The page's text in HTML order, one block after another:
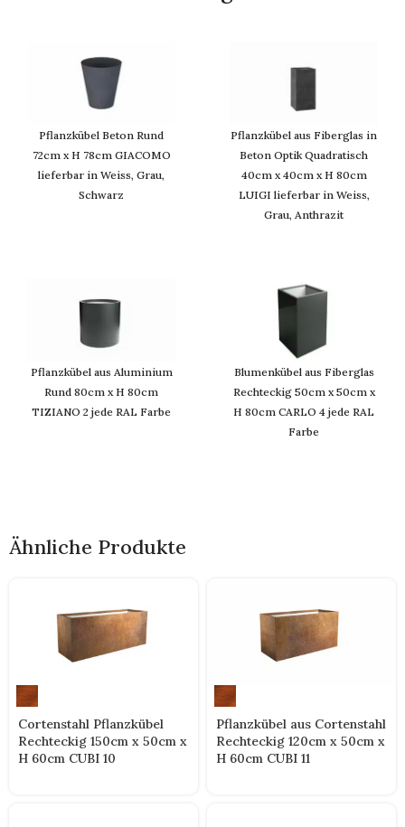
Pflanzkübel Beton Rund
72cm x H 78cm GIACOMO
lieferbar in Weiss, Grau,
Schwarz
Pflanzkübel aus Fiberglas in
Beton Optik Quadratisch
40cm x 40cm x H 80cm
LUIGI lieferbar in Weiss,
Grau, Anthrazit
Pflanzkübel aus Aluminium
Rund 80cm x H 80cm
TIZIANO 2 jede RAL Farbe
Blumenkübel aus Fiberglas
Rechteckig 50cm x 50cm x
H 80cm CARLO 4 jede RAL
Farbe
Ähnliche Produkte
Cortenstahl Pflanzkübel
Rechteckig 150cm x 50cm x
H 60cm CUBI 10
Pflanzkübel aus Cortenstahl
Rechteckig 120cm x 50cm x
H 60cm CUBI 11